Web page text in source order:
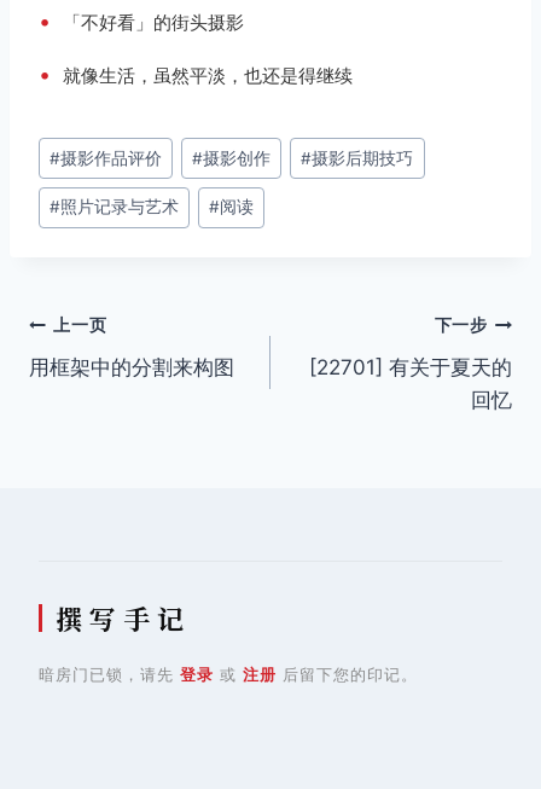
• 「不好看」的街头摄影
• 就像生活，虽然平淡，也还是得继续
文
章
标
#摄影作品评价 #摄影创作 #摄影后期技巧
#照片记录与艺术 #阅读
文
章
上一页
用框架中的分割来构图
下一步
[22701] 有关于夏天的
回忆
撰 写 手 记
暗房门已锁，请先 登录 或 注册 后留下您的印记。